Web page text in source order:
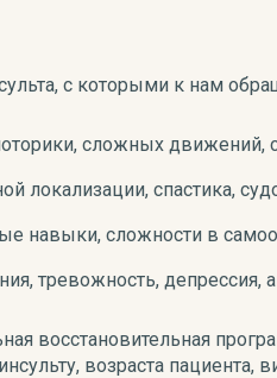
с которыми к нам
сложных движений,
локализации, спастика,
навыки, сложности в
тревожность, депрессия,
восстановительная
возраста пациента,